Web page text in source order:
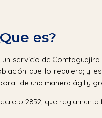
es?
un servicio de
que lo requiera; y
de una manera ágil y
2852, que